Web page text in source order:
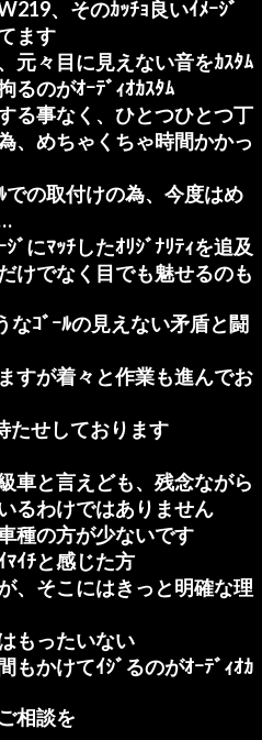
、そのｶｯﾁｮ良いｲﾒｰｼﾞ
ます
元々目に見えない音をｶｽﾀﾑ
るのがｵｰﾃﾞｨｵｶｽﾀﾑ
る事なく、ひとつひとつ丁
、めちゃくちゃ時間かかっ
での取付けの為、今度はめ
ﾞにﾏｯﾁしたｵﾘｼﾞﾅﾘﾃｨを追及
けでなく目でも魅せるのも
なｺﾞｰﾙの見えない矛盾と闘
すが着々と作業も進んでお
たせしております
車と言えども、残念ながら
るわけではありません
種の方が少ないです
ｲﾁと感じた方
、そこにはきっと明確な理
もったいない
もかけてｲｼﾞるのがｵｰﾃﾞｨｵｶ
相談を